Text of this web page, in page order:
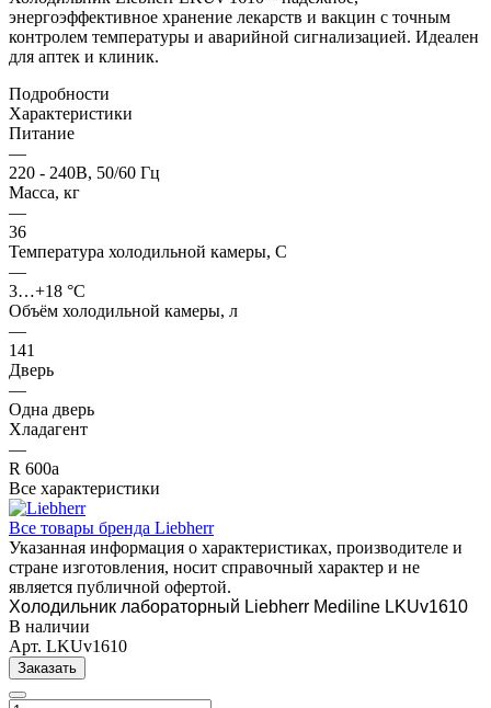
энергоэффективное хранение лекарств и вакцин с точным
контролем температуры и аварийной сигнализацией. Идеален
для аптек и клиник.
Подробности
Характеристики
Питание
—
220 - 240В, 50/60 Гц
Масса, кг
—
36
Температура холодильной камеры, С
—
3…+18 °C
Объём холодильной камеры, л
—
141
Дверь
—
Одна дверь
Хладагент
—
R 600а
Все характеристики
Все товары бренда Liebherr
Указанная информация о характеристиках, производителе и
стране изготовления, носит справочный характер и не
является публичной офертой.
Холодильник лабораторный Liebherr Mediline LKUv1610
В наличии
Арт. LKUv1610
Заказать